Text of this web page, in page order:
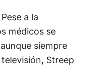
a la
médicos se
siempre
Streep